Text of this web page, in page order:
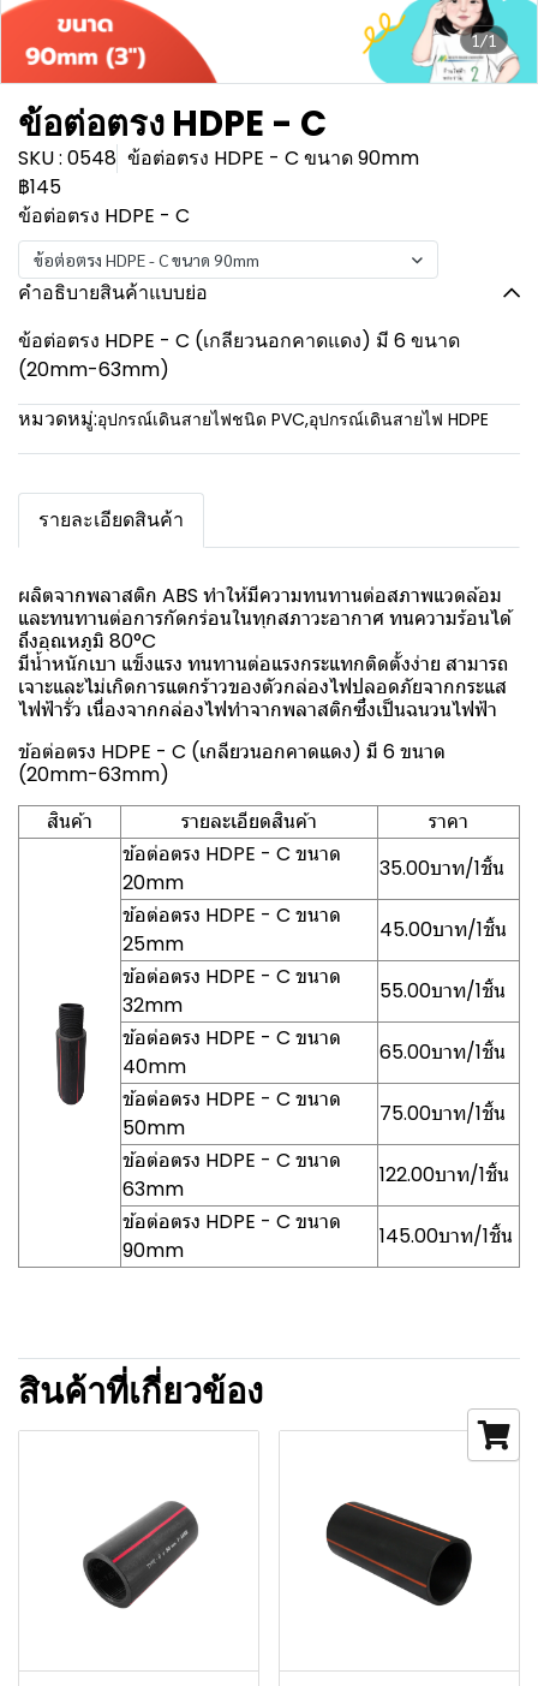
1/1
ข้อต่อตรง HDPE - C
SKU : 0548 ข้อต่อตรง HDPE - C ขนาด 90mm
฿145
ข้อต่อตรง HDPE - C
ข้อต่อตรง HDPE - C ขนาด 90mm
คำอธิบายสินค้าแบบย่อ
ข้อต่อตรง HDPE - C (เกลียวนอกคาดแดง) มี 6 ขนาด
(20mm-63mm)
หมวดหมู่:อุปกรณ์เดินสายไฟชนิด PVC,อุปกรณ์เดินสายไฟ HDPE
รายละเอียดสินค้า
ผลิตจากพลาสติก ABS ทำให้มีความทนทานต่อสภาพแวดล้อม
และทนทานต่อการกัดกร่อนในทุกสภาวะอากาศ ทนความร้อนได้
ถึงอุณหภูมิ 80°C
มีน้ำหนักเบา แข็งแรง ทนทานต่อแรงกระแทกติดตั้งง่าย สามารถ
เจาะและไม่เกิดการแตกร้าวของตัวกล่องไฟปลอดภัยจากกระแส
ไฟฟ้ารั่ว เนื่องจากกล่องไฟทำจากพลาสติกซึ่งเป็นฉนวนไฟฟ้า
ข้อต่อตรง HDPE - C (เกลียวนอกคาดแดง) มี 6 ขนาด
(20mm-63mm)
สินค้า
รายละเอียดสินค้า
ราคา
ข้อต่อตรง HDPE - C ขนาด
20mm
35.00บาท/1ชิ้น
ข้อต่อตรง HDPE - C ขนาด
25mm
45.00บาท/1ชิ้น
ข้อต่อตรง HDPE - C ขนาด
32mm
55.00บาท/1ชิ้น
ข้อต่อตรง HDPE - C ขนาด
40mm
65.00บาท/1ชิ้น
ข้อต่อตรง HDPE - C ขนาด
50mm
75.00บาท/1ชิ้น
ข้อต่อตรง HDPE - C ขนาด
63mm
122.00บาท/1ชิ้น
ข้อต่อตรง HDPE - C ขนาด
90mm
145.00บาท/1ชิ้น
สินค้าที่เกี่ยวข้อง